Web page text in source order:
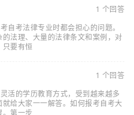
1 个回答
自考法律专业时都会担心的问题。
法理、大量的法律条文和案例，对
只要有恒
1 个回答
活的学历教育方式，受到越来越多
给大家一一解答。如何报考自考大
第一步